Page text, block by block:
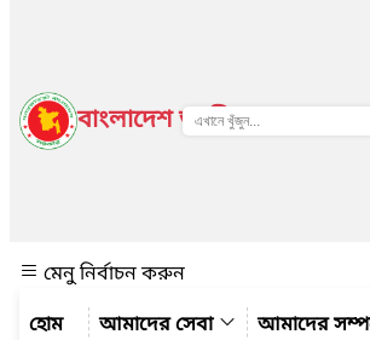
বাংলাদেশ জাতীয় তথ্য বাতায়ন
মেনু নির্বাচন করুন
আমাদের সেবা
আমাদের